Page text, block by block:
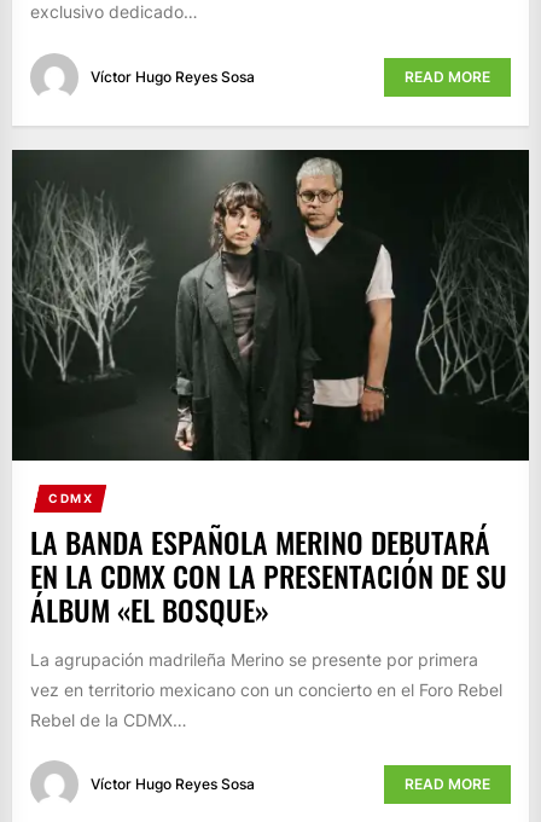
exclusivo dedicado…
Víctor Hugo Reyes Sosa READ MORE
CDMX
LA BANDA ESPAÑOLA MERINO DEBUTARÁ
EN LA CDMX CON LA PRESENTACIÓN DE SU
ÁLBUM «EL BOSQUE»
La agrupación madrileña Merino se presente por primera
vez en territorio mexicano con un concierto en el Foro Rebel
Rebel de la CDMX…
Víctor Hugo Reyes Sosa READ MORE